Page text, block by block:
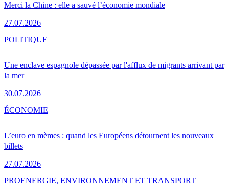
Merci la Chine : elle a sauvé l’économie mondiale
27.07.2026
Une enclave espagnole dépassée par l'afflux de migrants arrivant par
la mer
30.07.2026
POLITIQUE
L’euro en mèmes : quand les Européens détournent les nouveaux
billets
27.07.2026
ÉCONOMIE
PROENERGIE, ENVIRONNEMENT ET TRANSPORT